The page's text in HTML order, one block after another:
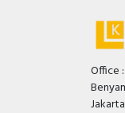
Office